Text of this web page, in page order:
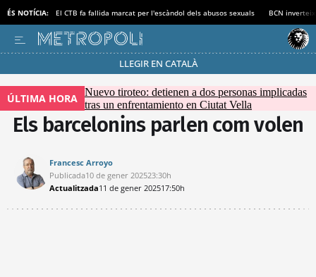
ÉS NOTÍCIA: El CTB fa fallida marcat per l'escàndol dels abusos sexuals BCN
LLEGIR EN CATALÀ
Passa’t al mode estalvi
ÚLTIMA HORA Nuevo tiroteo: detienen a dos personas implicadas
tras un enfrentamiento en Ciutat Vella
Els barcelonins parlen com volen
Francesc Arroyo
Publicada10 de gener 202523:30h
Actualitzada11 de gener 202517:50h